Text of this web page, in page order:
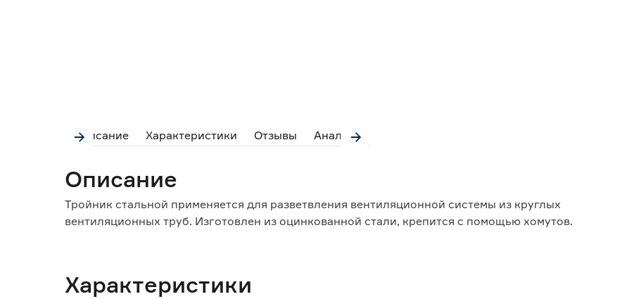
Описание Характеристики Отзывы Аналоги
Описание
Тройник стальной применяется для разветвления вентиляционной системы из круглых
вентиляционных труб. Изготовлен из оцинкованной стали, крепится с помощью хомутов.
Характеристики